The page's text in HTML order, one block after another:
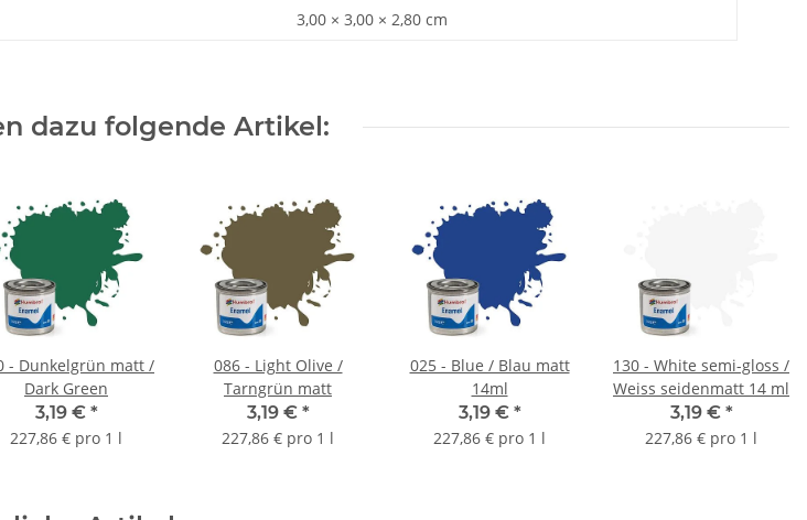
3,00 × 3,00 × 2,80 cm
dazu folgende Artikel:
- Dunkelgrün matt /
Dark Green
3,19 € *
227,86 € pro 1 l
086 - Light Olive /
Tarngrün matt
3,19 € *
227,86 € pro 1 l
025 - Blue / Blau matt
14ml
3,19 € *
227,86 € pro 1 l
130 - White semi-gloss /
Weiss seidenmatt 14 ml
3,19 € *
227,86 € pro 1 l